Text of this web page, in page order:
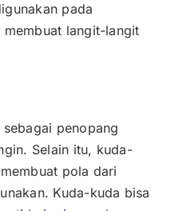
pada
langit-langit
penopang
Selain itu, kuda-
pola dari
Kuda-kuda bisa